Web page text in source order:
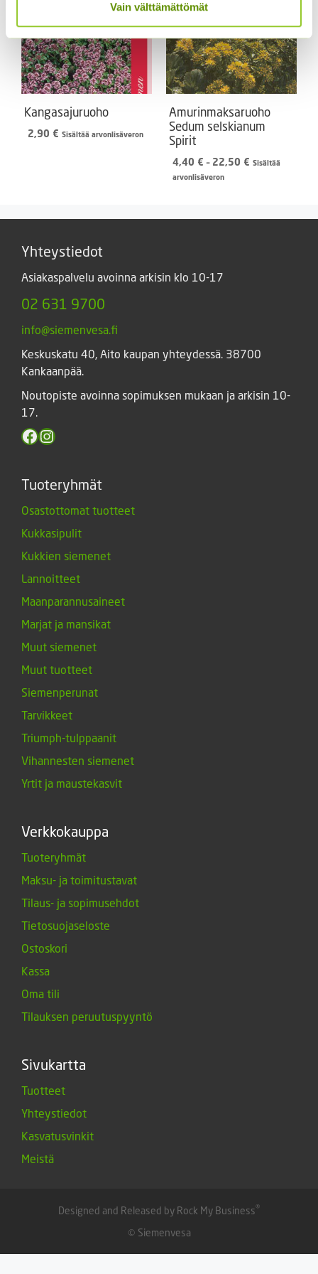
Vain välttämättömät
Kangasajuruoho
2,90 € Sisältää arvonlisäveron
Amurinmaksaruoho
Sedum selskianum
Spirit
4,40 € – 22,50 € Hintaluokka:
Sisältää
arvonlisäveron
Yhteystiedot
Asiakaspalvelu avoinna arkisin klo 10-17
02 631 9700
info@siemenvesa.fi
Keskuskatu 40, Aito kaupan yhteydessä. 38700
Kankaanpää.
Noutopiste avoinna sopimuksen mukaan ja arkisin 10-
17.
Facebook
Instagram
Tuoteryhmät
Osastottomat tuotteet
Kukkasipulit
Kukkien siemenet
Lannoitteet
Maanparannusaineet
Marjat ja mansikat
Muut siemenet
Muut tuotteet
Siemenperunat
Tarvikkeet
Triumph-tulppaanit
Vihannesten siemenet
Yrtit ja maustekasvit
Verkkokauppa
Tuoteryhmät
Maksu- ja toimitustavat
Tilaus- ja sopimusehdot
Tietosuojaseloste
Ostoskori
Kassa
Oma tili
Tilauksen peruutuspyyntö
Sivukartta
Tuotteet
Yhteystiedot
Kasvatusvinkit
Meistä
Designed and Released by Rock My Business®
© Siemenvesa